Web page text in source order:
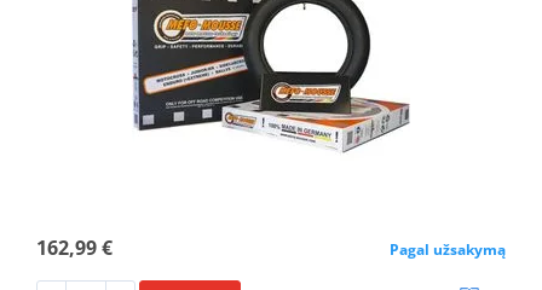
162,99 € Pagal užsakymą